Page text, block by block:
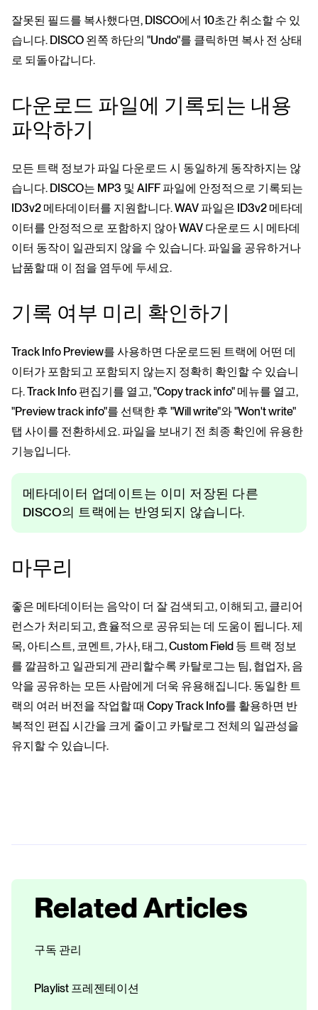
잘못된 필드를 복사했다면, DISCO에서 10초간 취소할 수 있
습니다. DISCO 왼쪽 하단의 "Undo"를 클릭하면 복사 전 상태
로 되돌아갑니다.
다운로드 파일에 기록되는 내용
파악하기
모든 트랙 정보가 파일 다운로드 시 동일하게 동작하지는 않
습니다. DISCO는 MP3 및 AIFF 파일에 안정적으로 기록되는
ID3v2 메타데이터를 지원합니다. WAV 파일은 ID3v2 메타데
이터를 안정적으로 포함하지 않아 WAV 다운로드 시 메타데
이터 동작이 일관되지 않을 수 있습니다. 파일을 공유하거나
납품할 때 이 점을 염두에 두세요.
기록 여부 미리 확인하기
Track Info Preview를 사용하면 다운로드된 트랙에 어떤 데
이터가 포함되고 포함되지 않는지 정확히 확인할 수 있습니
다. Track Info 편집기를 열고, "Copy track info" 메뉴를 열고,
"Preview track info"를 선택한 후 "Will write"와 "Won't write"
탭 사이를 전환하세요. 파일을 보내기 전 최종 확인에 유용한
기능입니다.
메타데이터 업데이트는 이미 저장된 다른
DISCO의 트랙에는 반영되지 않습니다.
마무리
좋은 메타데이터는 음악이 더 잘 검색되고, 이해되고, 클리어
런스가 처리되고, 효율적으로 공유되는 데 도움이 됩니다. 제
목, 아티스트, 코멘트, 가사, 태그, Custom Field 등 트랙 정보
를 깔끔하고 일관되게 관리할수록 카탈로그는 팀, 협업자, 음
악을 공유하는 모든 사람에게 더욱 유용해집니다. 동일한 트
랙의 여러 버전을 작업할 때 Copy Track Info를 활용하면 반
복적인 편집 시간을 크게 줄이고 카탈로그 전체의 일관성을
유지할 수 있습니다.
Related Articles
구독 관리
Playlist 프레젠테이션